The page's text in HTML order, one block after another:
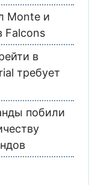
Monte и
Falcons
в
требует
побили